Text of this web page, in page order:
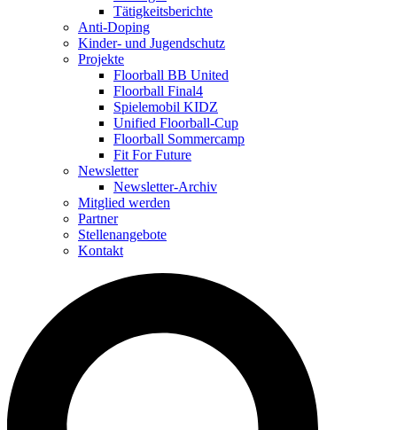
Tätigkeitsberichte
Anti-Doping
Kinder- und Jugendschutz
Projekte
Floorball BB United
Floorball Final4
Spielemobil KIDZ
Unified Floorball-Cup
Floorball Sommercamp
Fit For Future
Newsletter
Newsletter-Archiv
Mitglied werden
Partner
Stellenangebote
Kontakt